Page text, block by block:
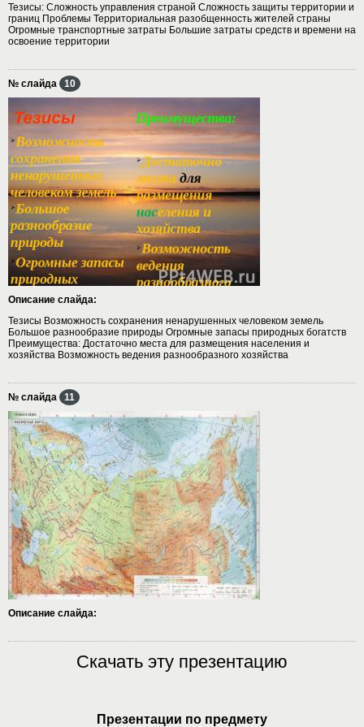
Тезисы: Сложность управления страной Сложность защиты территории и
границ Проблемы Территориальная разобщенность жителей страны
Огромные транспортные затраты Большие затраты средств и времени на
освоение территории
№ слайда 10
Описание слайда:
Тезисы Возможность сохранения ненарушенных человеком земель
Большое разнообразие природы Огромные запасы природных богатств
Преимущества: Достаточно места для размещения населения и
хозяйства Возможность ведения разнообразного хозяйства
№ слайда 11
Описание слайда:
Скачать эту презентацию
Презентации по предмету